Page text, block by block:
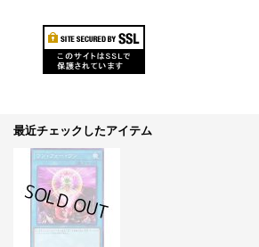
最近チェックしたアイテム